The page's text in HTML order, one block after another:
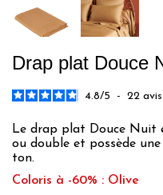
Drap plat Douce
4.8/5 - 22 avis
Le drap plat Douce Nuit
ou double et possède
ton.
Coloris à -60% : Olive